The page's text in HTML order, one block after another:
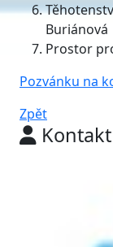
Buriánová
Prostor
Pozvánku na
Zpět